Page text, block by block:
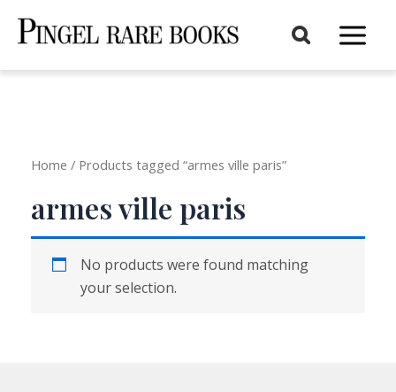
Main
Home / Products tagged “armes ville paris”
armes ville paris
No products were found matching
your selection.